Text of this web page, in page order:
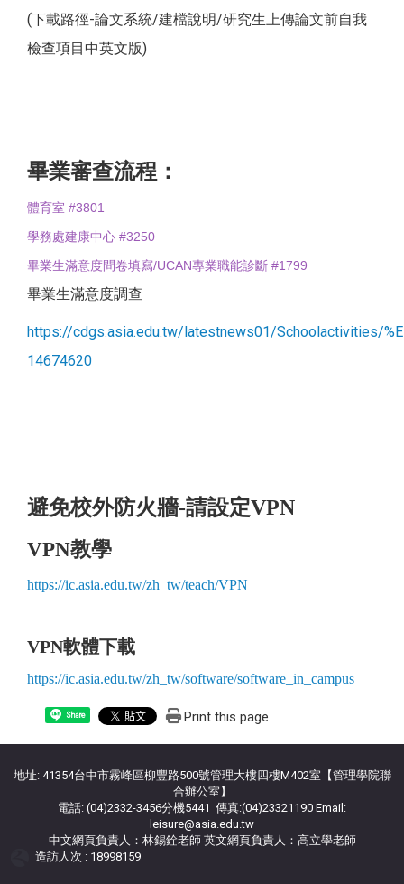
(下載路徑-論文系統/建檔說明/研究生上傳論文前自我
檢查項目中英文版)
畢業審查流程：
體育室 #3801
學務處建康中心 #3250
畢業生滿意度問卷填寫/UCAN專業職能診斷 #1799
畢業生滿意度調查
https://cdgs.asia.edu.tw/latestnews01/Schoolactivities/
14674620
避免校外防火牆-請設定VPN
VPN教學
https://ic.asia.edu.tw/zh_tw/teach/VPN
VPN軟體下載
https://ic.asia.edu.tw/zh_tw/software/software_in_campus
Share Print this page
地址: 41354台中市霧峰區柳豐路500號管理大樓四樓M402室【管理學院聯
合辦公室】
電話: (04)2332-3456分機5441 傳真:(04)23321190 Email:
leisure@asia.edu.tw
中文網頁負責人：林錫銓老師 英文網頁負責人：高立學老師
造訪人次 : 18998159